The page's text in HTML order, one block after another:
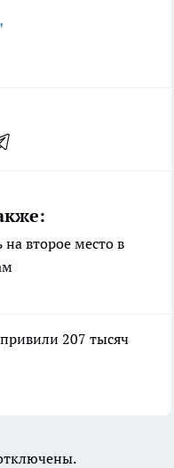
на второе место в
207 тысяч